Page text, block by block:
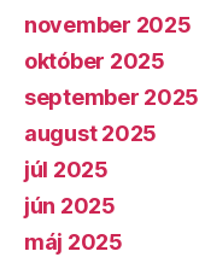
november 2025
október 2025
september 2025
august 2025
júl 2025
jún 2025
máj 2025